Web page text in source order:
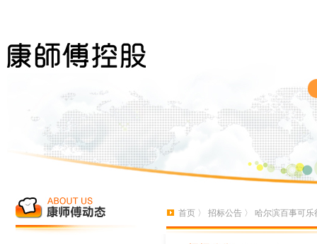
首页 〉 招标公告 〉 哈尔滨百事可